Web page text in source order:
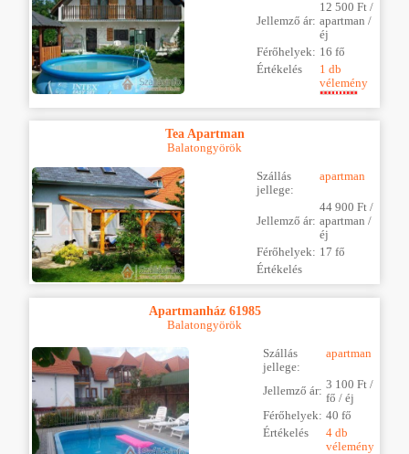
Jellemző ár:
12 500 Ft /
apartman /
éj
Férőhelyek: 16 fő
Értékelés
1 db
vélemény
Tea Apartman
Balatongyörök
Szállás
jellege:
apartman
Jellemző ár:
44 900 Ft /
apartman /
éj
Férőhelyek: 17 fő
Értékelés
Apartmanház 61985
Balatongyörök
Szállás
jellege:
apartman
Jellemző ár: 3 100 Ft /
fő / éj
Férőhelyek: 40 fő
Értékelés
4 db
vélemény